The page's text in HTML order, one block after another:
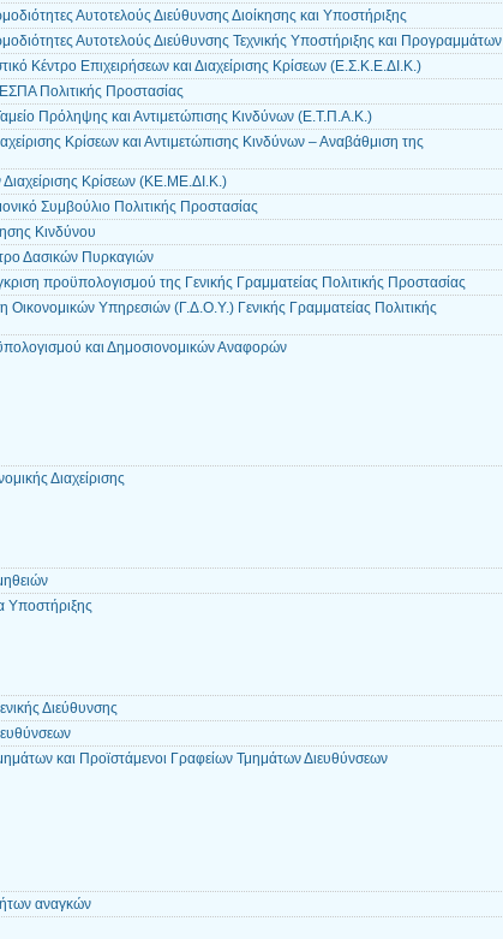
Αυτοτελούς Διεύθυνσης Διοίκησης και Υποστήριξης
Αυτοτελούς Διεύθυνσης Τεχνικής Υποστήριξης και Προγραμμάτων
Κέντρο Επιχειρήσεων και Διαχείρισης Κρίσεων (Ε.Σ.Κ.Ε.ΔΙ.Κ.)
Πολιτικής Προστασίας
Πρόληψης και Αντιμετώπισης Κινδύνων (Ε.Τ.Π.Α.Κ.)
Κρίσεων και Αντιμετώπισης Κινδύνων – Αναβάθμιση της
Κρίσεων (ΚΕ.ΜΕ.ΔΙ.Κ.)
Συμβούλιο Πολιτικής Προστασίας
Κινδύνου
Δασικών Πυρκαγιών
προϋπολογισμού της Γενικής Γραμματείας Πολιτικής Προστασίας
Οικονομικών Υπηρεσιών (Γ.Δ.Ο.Υ.) Γενικής Γραμματείας Πολιτικής
και Δημοσιονομικών Αναφορών
Διαχείρισης
Υποστήριξης
Διεύθυνσης
και Προϊστάμενοι Γραφείων Τμημάτων Διευθύνσεων
αναγκών